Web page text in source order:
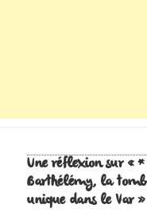
Une réflexion sur «
Barthélémy, la
unique dans le Var »